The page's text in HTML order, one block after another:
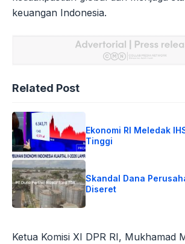
keuangan Indonesia.
Related Post
Ekonomi RI Meledak
Tinggi
Skandal Dana
Diseret
Ketua Komisi XI DPR RI, Mukhamad